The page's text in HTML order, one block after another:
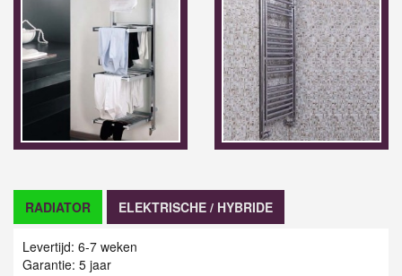
RADIATOR ELEKTRISCHE / HYBRIDE
Levertijd: 6-7 weken
Garantie: 5 jaar